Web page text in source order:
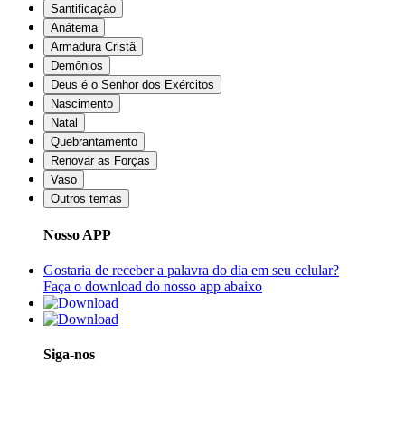
Santificação
Anátema
Armadura Cristã
Demônios
Deus é o Senhor dos Exércitos
Nascimento
Natal
Quebrantamento
Renovar as Forças
Vaso
Outros temas
Nosso APP
Gostaria de receber a palavra do dia em seu celular?
Faça o download do nosso app abaixo
Siga-nos